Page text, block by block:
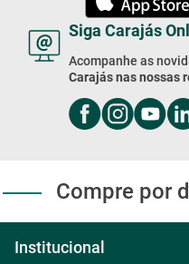
Siga Carajás
Acompanhe as
Carajás nas nossas
Compre por
Institucional